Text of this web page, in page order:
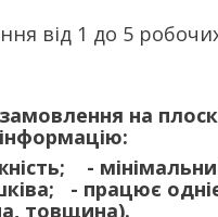
від 1 до 5
на
-
- працює
товщина).